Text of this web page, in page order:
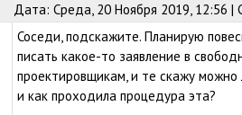
Дата: Среда, 20 Ноября 2019, 12:56
Соседи, подскажите. Планирую
писать какое-то заявление в
проектировщикам, и те скажу
и как проходила процедура эта?